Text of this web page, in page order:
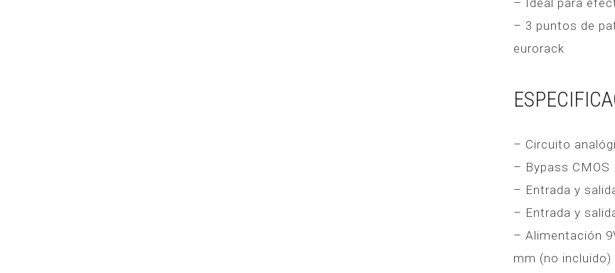
– Ideal para
– 3 puntos de
eurorack
– Circuito
– Bypass CMOS
– Entrada y
– Entrada y
– Alimentación
mm (no incluido)